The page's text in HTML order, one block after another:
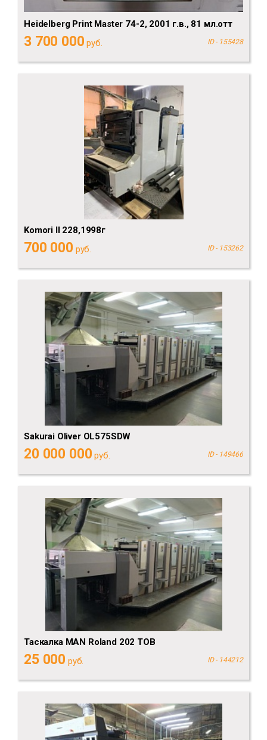
Heidelberg Рrint Мaster 74-2, 2001 г.в., 81 мл.отт
3 700 000 руб. ID - 155428
Komori II 228,1998г
700 000 руб. ID - 153262
Sakurai Oliver OL575SDW
20 000 000 руб. ID - 149466
Таскалка MAN Roland 202 TOB
25 000 руб. ID - 144212